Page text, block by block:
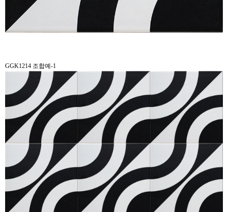
GGK1214 조합예-1